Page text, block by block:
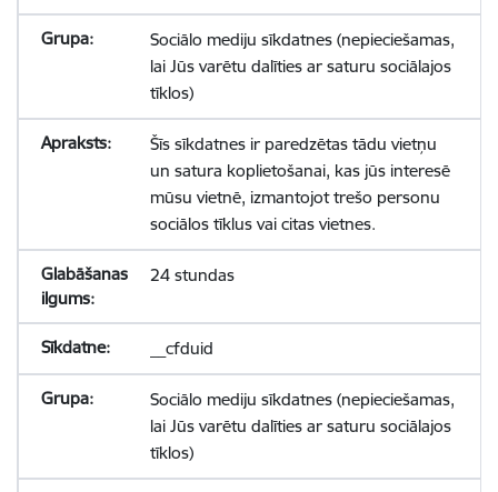
Sociālo mediju sīkdatnes (nepieciešamas,
lai Jūs varētu dalīties ar saturu sociālajos
tīklos)
Šīs sīkdatnes ir paredzētas tādu vietņu
un satura koplietošanai, kas jūs interesē
mūsu vietnē, izmantojot trešo personu
sociālos tīklus vai citas vietnes.
24 stundas
__cfduid
Sociālo mediju sīkdatnes (nepieciešamas,
lai Jūs varētu dalīties ar saturu sociālajos
tīklos)